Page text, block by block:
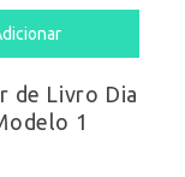
de Livro Dia
1